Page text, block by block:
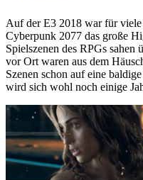
Auf der E3 2018 war für viele
Cyberpunk 2077 das große
Spielszenen des RPGs sahen
vor Ort waren aus dem
Szenen schon auf eine
wird sich wohl noch einige